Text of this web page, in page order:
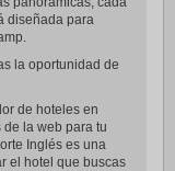
diseñada para
la oportunidad de
de hoteles en
de la web para tu
Inglés es una
el hotel que buscas